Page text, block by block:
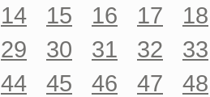
14 15 16 17
18
29 30 31 32
33
44 45 46 47
48